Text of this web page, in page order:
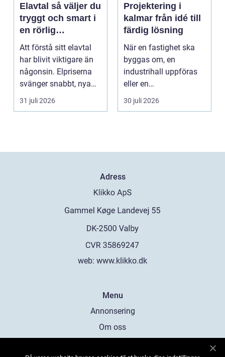
Elavtal så väljer du
tryggt och smart i
en rörlig
elmarknad
Att förstå sitt elavtal
har blivit viktigare än
någonsin. Elpriserna
svänger snabbt, nya
typer av av...
31 juli 2026
Projektering i
kalmar från idé till
färdig lösning
När en fastighet ska
byggas om, en
industrihall uppföras
eller en
lantbruksanläggning
moderniseras ä...
30 juli 2026
Adress
web: www.klikko.dk
Menu
Annonsering
Om oss